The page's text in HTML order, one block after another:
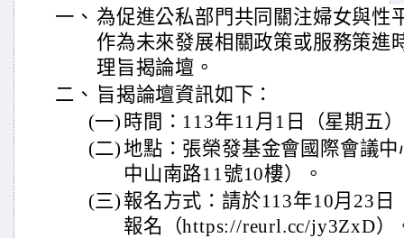
一、 為促進公私部門共同關注婦女與性
作為未來發展相關政策或服務策進
理旨揭論壇。
二、 旨揭論壇資訊如下：
(一) 時間：113年11月1日（星期五
(二)地點：張榮發基金會國際會議
中山南路11號10樓）。
(三) 報名方式：請於113年10月23
報名（https://reurl.cc/jy3ZxD）